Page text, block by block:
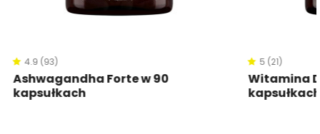
4.9 (93)
Ashwagandha Forte w 90
kapsułkach
5 (21)
Witamina
kapsułkach